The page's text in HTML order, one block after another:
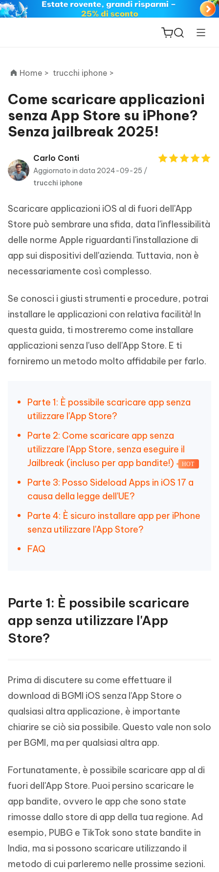
ReiBoot
for iOS
PDNob
PDF
Editor
New
iAnyGo
Home > trucchi iphone >
Come scaricare applicazioni
senza App Store su iPhone?
Senza jailbreak 2025!
Carlo Conti
Aggiornato in data 2024-09-25 /
trucchi iphone
Scaricare applicazioni iOS al di fuori dell'App
Store può sembrare una sfida, data l'inflessibilità
delle norme Apple riguardanti l'installazione di
app sui dispositivi dell'azienda. Tuttavia, non è
necessariamente così complesso.
Se conosci i giusti strumenti e procedure, potrai
installare le applicazioni con relativa facilità! In
questa guida, ti mostreremo come installare
applicazioni senza l'uso dell'App Store. E ti
forniremo un metodo molto affidabile per farlo.
Parte 1: È possibile scaricare app senza
utilizzare l'App Store?
Parte 2: Come scaricare app senza
utilizzare l'App Store, senza eseguire il
Jailbreak (incluso per app bandite!)
HOT
Parte 3: Posso Sideload Apps in iOS 17 a
causa della legge dell'UE?
Parte 4: È sicuro installare app per iPhone
senza utilizzare l'App Store?
FAQ
Parte 1: È possibile scaricare
app senza utilizzare l'App
Store?
Prima di discutere su come effettuare il
download di BGMI iOS senza l'App Store o
qualsiasi altra applicazione, è importante
chiarire se ciò sia possibile. Questo vale non solo
per BGMI, ma per qualsiasi altra app.
Fortunatamente, è possibile scaricare app al di
fuori dell'App Store. Puoi persino scaricare le
app bandite, ovvero le app che sono state
rimosse dallo store di app della tua regione. Ad
esempio, PUBG e TikTok sono state bandite in
India, ma si possono scaricare utilizzando il
metodo di cui parleremo nelle prossime sezioni.